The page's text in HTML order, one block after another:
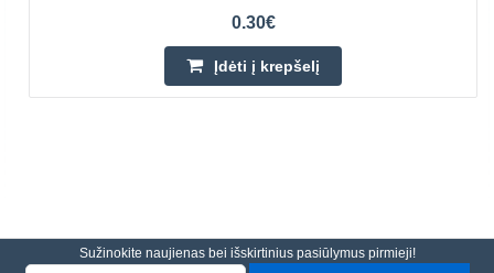
0.30€
Įdėti į krepšelį
Sužinokite naujienas bei išskirtinius pasiūlymus pirmieji!